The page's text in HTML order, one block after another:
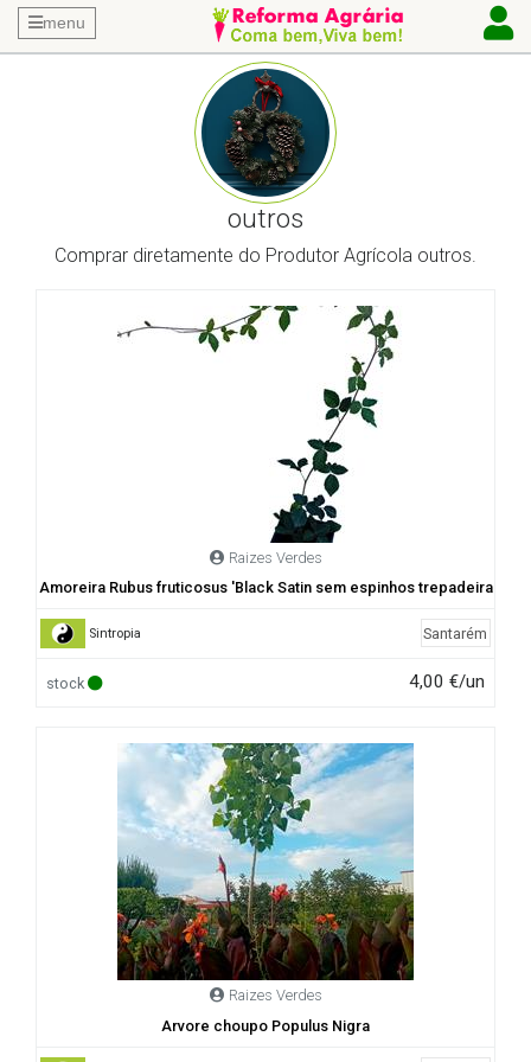
menu
outros
Comprar diretamente do Produtor Agrícola outros.
Raizes Verdes
Amoreira Rubus fruticosus 'Black Satin sem espinhos trepadeira
Sintropia Santarém
stock 4,00 €/un
Raizes Verdes
Arvore choupo Populus Nigra